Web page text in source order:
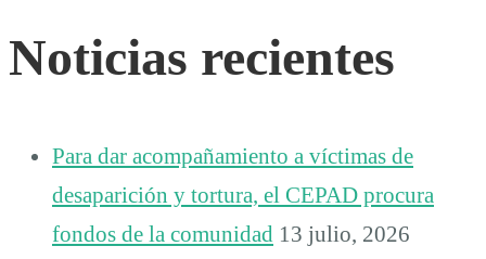
Noticias recientes
Para dar acompañamiento a víctimas de
desaparición y tortura, el CEPAD procura
fondos de la comunidad 13 julio, 2026